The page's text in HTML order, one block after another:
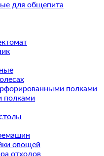
для общепита
полками
полками
овощей
отходов